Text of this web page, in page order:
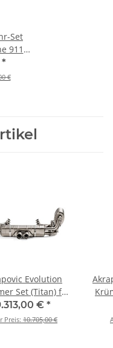
Set
911
2019
*
€
Evolution
Set (Titan) für
911 Speedster -
BJ 2019 > 2020
€ *
Preis: 10.705,00 €